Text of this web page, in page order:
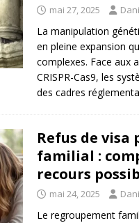
mai 27, 2025
La manipulation
en pleine expansion
complexes. Face aux
CRISPR-Cas9, les
des cadres
Refus de
familial :
recours
mai 24, 2025
Le regroupement